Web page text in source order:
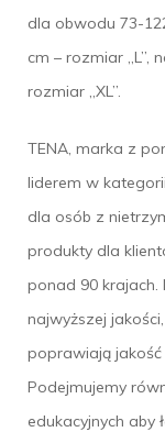
dla obwodu 73-
cm – rozmiar „L”,
rozmiar „XL”.
TENA, marka z
liderem w
dla osób z
produkty dla
ponad 90 krajach.
najwyższej
poprawiają jakość
Podejmujemy
edukacyjnych aby